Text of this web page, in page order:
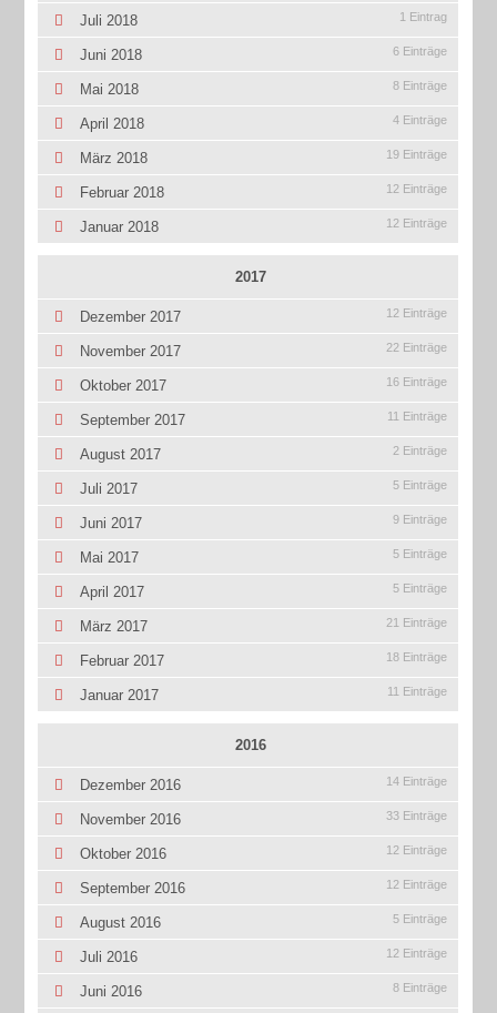
Juli 2018 1 Eintrag
Juni 2018 6 Einträge
Mai 2018 8 Einträge
April 2018 4 Einträge
März 2018 19 Einträge
Februar 2018 12 Einträge
Januar 2018 12 Einträge
2017
Dezember 2017 12 Einträge
November 2017 22 Einträge
Oktober 2017 16 Einträge
September 2017 11 Einträge
August 2017 2 Einträge
Juli 2017 5 Einträge
Juni 2017 9 Einträge
Mai 2017 5 Einträge
April 2017 5 Einträge
März 2017 21 Einträge
Februar 2017 18 Einträge
Januar 2017 11 Einträge
2016
Dezember 2016 14 Einträge
November 2016 33 Einträge
Oktober 2016 12 Einträge
September 2016 12 Einträge
August 2016 5 Einträge
Juli 2016 12 Einträge
Juni 2016 8 Einträge